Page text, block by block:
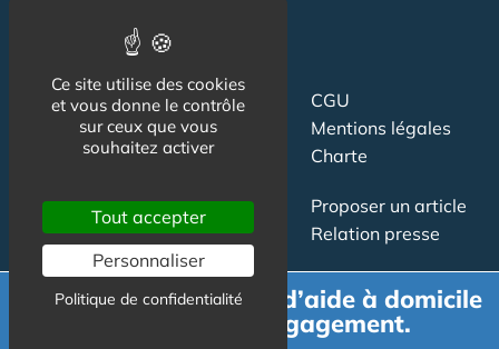
Suivez-nous
CGU
Mentions légales
Charte
Contact
Newsletter
Publicité
Proposer un article
Relation presse
Demande de devis d’aide à domicile
gratuit et sans engagement.
Ce site utilise des cookies
et vous donne le contrôle
sur ceux que vous
souhaitez activer
Tout accepter
Personnaliser
Politique de confidentialité